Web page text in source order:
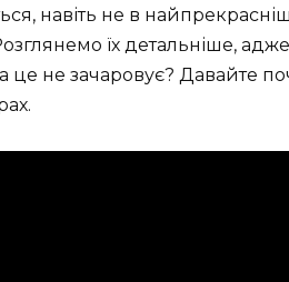
навіть не в
їх детальніше,
це не зачаровує? Давайте